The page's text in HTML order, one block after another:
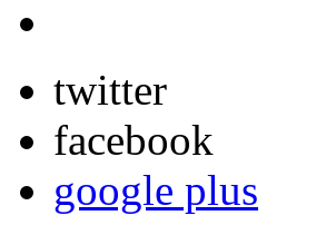
twitter
facebook
google plus